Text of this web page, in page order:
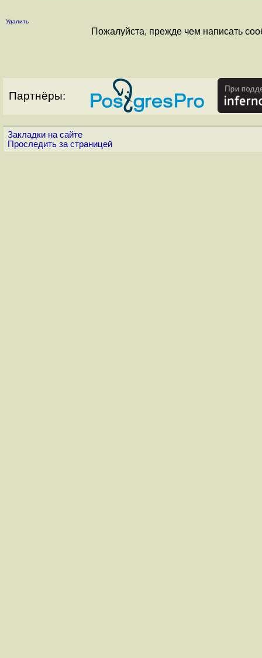
Удалить
Пожалуйста, прежде чем написать
Партнёры:
Закладки на сайте
Проследить за страницей